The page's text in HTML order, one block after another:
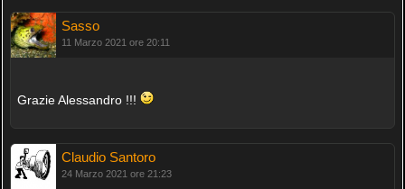
Sasso
11 Marzo 2021 ore 20:11
Grazie Alessandro !!!
Claudio Santoro
24 Marzo 2021 ore 21:23